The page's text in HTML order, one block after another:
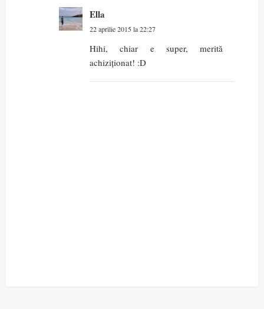
Ella
22 aprilie 2015 la 22:27
Hihi, chiar e super, merită
achiziționat! :D